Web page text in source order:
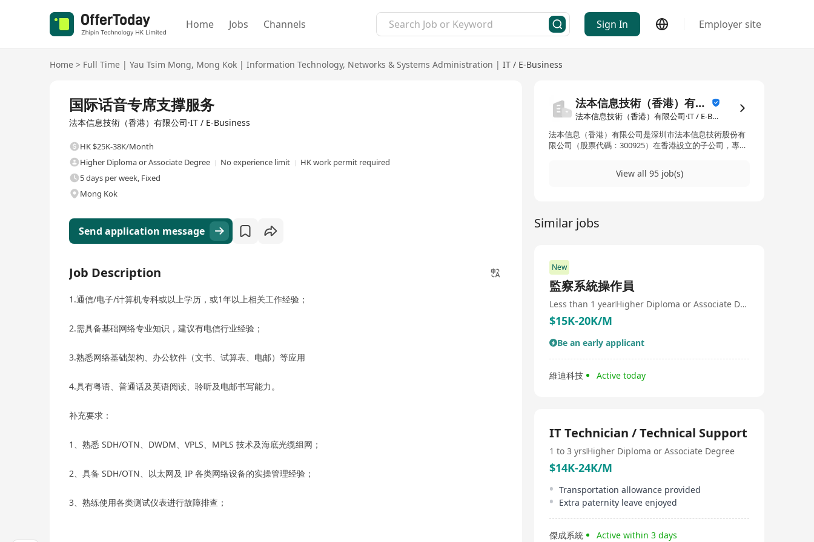
Home Jobs Channels Sign In Employer site
Home > Full Time | Yau Tsim Mong, Mong Kok | Information Technology, Networks & Systems Administration | IT / E-Business
国际话音专席支撑服务
法本信息技術（香港）有限公司·IT / E-Business
HK $25K-38K/Month
Higher Diploma or Associate Degree
No experience limit
HK work permit required
5 days per week, Fixed
Mong Kok
Send application message
Job Description
1.通信/电子/计算机专科或以上学历，或1年以上相关工作经验；
2.需具备基础网络专业知识，建议有电信行业经验；
3.熟悉网络基础架构、办公软件（文书、试算表、电邮）等应用
4.具有粤语、普通话及英语阅读、聆听及电邮书写能力。
补充要求：
1、熟悉 SDH/OTN、DWDM、VPLS、MPLS 技术及海底光缆组网；
2、具备 SDH/OTN、以太网及 IP 各类网络设备的实操管理经验；
3、熟练使用各类测试仪表进行故障排查；
法本信息技術（香港）有限公司
法本信息技術（香港）有限公司·IT / E-Business
法本信息（香港）有限公司是深圳市法本信息技術股份有
限公司（股票代碼：300925）在香港設立的子公司，專注
國內地的技術積累與行業經驗，致力為亞太區及全球客戶
View all 95 job(s)
Similar jobs
New
監察系統操作員
Less than 1 year Higher Diploma or Associate Degree
$15K-20K/M
Be an early applicant
維迪科技 Active today
IT Technician / Technical Support
1 to 3 yrsHigher Diploma or Associate Degree
$14K-24K/M
Transportation allowance provided
Extra paternity leave enjoyed
傑成系統 Active within 3 days